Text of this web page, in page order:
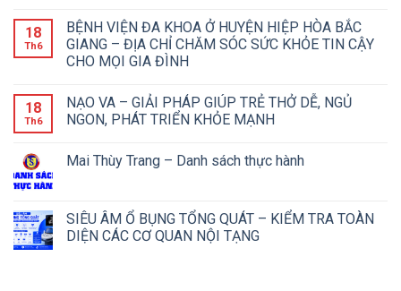
18
Th6
BỆNH VIỆN ĐA KHOA Ở HUYỆN HIỆP HÒA BẮC
GIANG – ĐỊA CHỈ CHĂM SÓC SỨC KHỎE TIN CẬY
CHO MỌI GIA ĐÌNH
18
Th6
NẠO VA – GIẢI PHÁP GIÚP TRẺ THỞ DỄ, NGỦ
NGON, PHÁT TRIỂN KHỎE MẠNH
Mai Thùy Trang – Danh sách thực hành
SIÊU ÂM Ổ BỤNG TỔNG QUÁT – KIỂM TRA TOÀN
DIỆN CÁC CƠ QUAN NỘI TẠNG